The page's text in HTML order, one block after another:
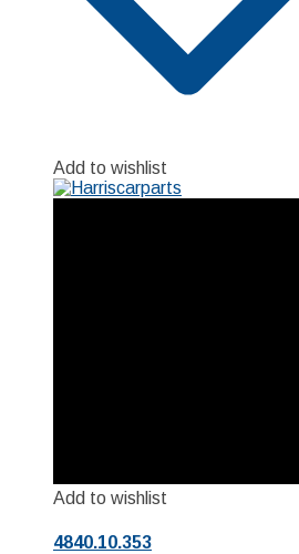
Add to wishlist
Add to wishlist
4840.10.353